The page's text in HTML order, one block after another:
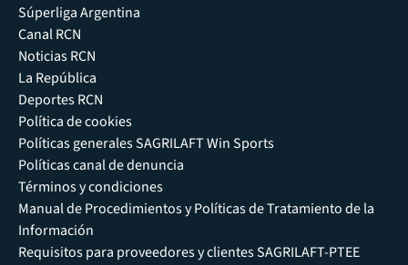
Súperliga Argentina
Canal RCN
Noticias RCN
La República
Deportes RCN
Política de cookies
Políticas generales SAGRILAFT Win Sports
Políticas canal de denuncia
Términos y condiciones
Manual de Procedimientos y Políticas de Tratamiento de la
Información
Requisitos para proveedores y clientes SAGRILAFT-PTEE